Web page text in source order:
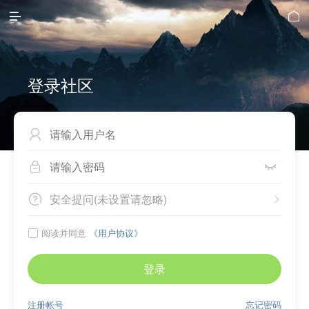
 
登录社区

 
 
安全提问(未设置请忽略)
 阅读并同意 《用户协议》
登录
忘记密码
注册帐号